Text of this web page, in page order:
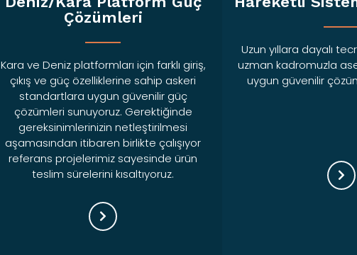
Çözümleri
Kara ve Deniz platformları için farklı giriş,
çıkış ve güç özelliklerine sahip askeri
standartlara uygun güvenilir güç
çözümleri sunuyoruz. Gerektiğinde
gereksinimlerinizin netleştirilmesi
aşamasından itibaren birlikte çalışıyor
referans projelerimiz sayesinde ürün
teslim sürelerini kısaltıyoruz.
Uzun yıllara dayalı
uzman kadromuzla
uygun güvenilir